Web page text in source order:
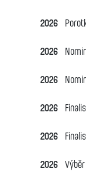
2026
2026
2026
2026
2026
2026